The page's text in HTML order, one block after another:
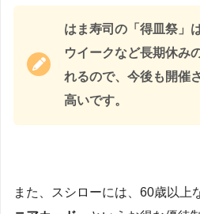
はま寿司の「得皿祭」
ウイークなど長期休み
れるので、今後も開催
高いです。
また、スシローには、60歳以上